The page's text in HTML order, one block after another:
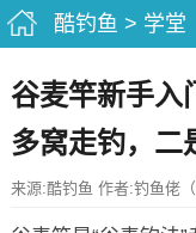
酷钓鱼 > 学堂
谷麦竿新手入
多窝走钓，二
来源:酷钓鱼 作者:钓鱼佬